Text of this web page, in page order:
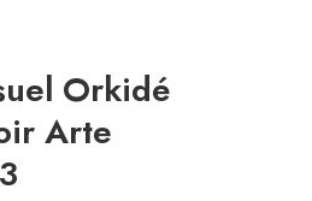
Orkidé
Arte